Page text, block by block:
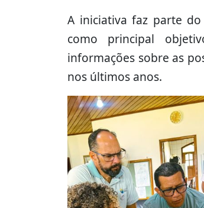
A iniciativa faz parte do
como principal
informações sobre as
nos últimos anos.